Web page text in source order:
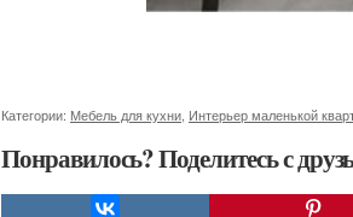
Категории: Мебель для кухни Интерьер маленькой
Понравилось? Поделитесь с